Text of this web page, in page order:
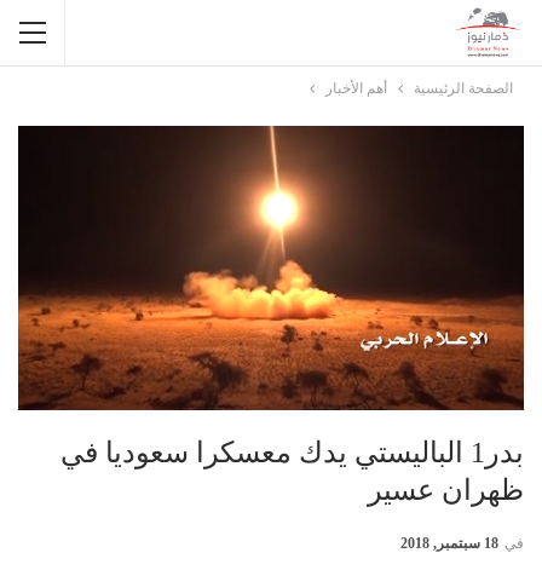
الصفحة الرئيسية أهم الأخبار
بدر1 الباليستي يدك معسكرا سعوديا في
ظهران عسير
في 18 سبتمبر, 2018